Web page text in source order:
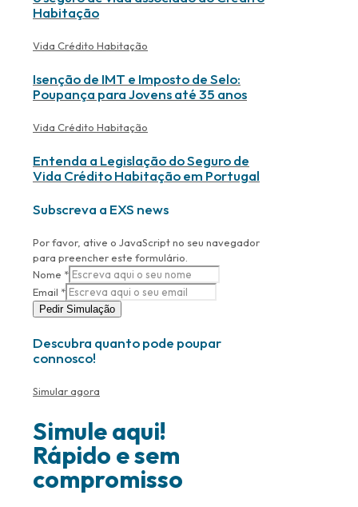
Habitação
Vida Crédito Habitação
Isenção de IMT e Imposto de Selo:
Poupança para Jovens até 35 anos
Vida Crédito Habitação
Entenda a Legislação do Seguro de
Vida Crédito Habitação em Portugal
Subscreva a EXS news
Por favor, ative o JavaScript no seu navegador
para preencher este formulário.
Nome *
Email *
Pedir Simulação
Descubra quanto pode poupar
connosco!
Simular agora
Simule aqui!
Rápido e sem
compromisso